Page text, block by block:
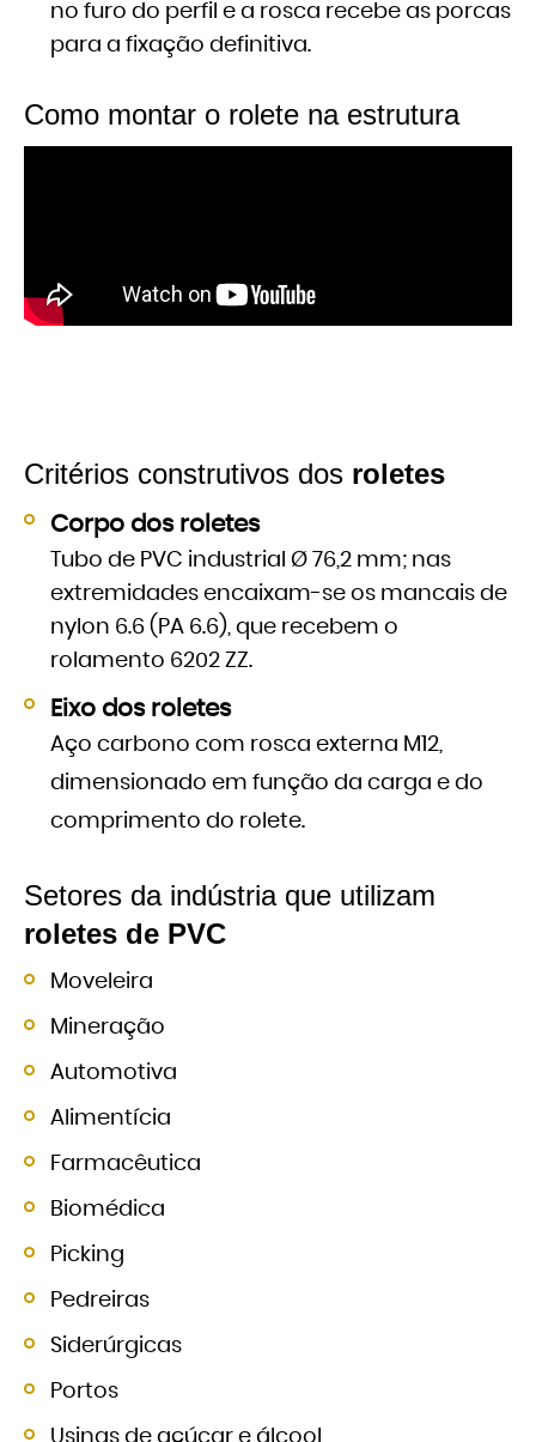
no furo do perfil e a rosca recebe as porcas
para a fixação definitiva.
Como montar o rolete na estrutura
Critérios construtivos dos roletes
Corpo dos roletes
Tubo de PVC industrial Ø 76,2 mm; nas
extremidades encaixam-se os mancais de
nylon 6.6 (PA 6.6), que recebem o
rolamento 6202 ZZ.
Eixo dos roletes
Aço carbono com rosca externa M12,
dimensionado em função da carga e do
comprimento do rolete.
Setores da indústria que utilizam
roletes de PVC
Moveleira
Mineração
Automotiva
Alimentícia
Farmacêutica
Biomédica
Picking
Pedreiras
Siderúrgicas
Portos
Usinas de açúcar e álcool